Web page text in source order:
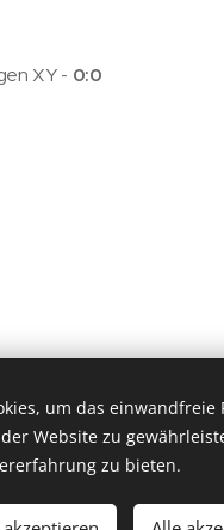
XY - 0:0
1946
um das einwandfreie
Website zu
zu bieten.